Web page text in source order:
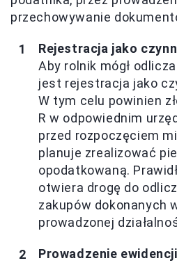
przechowywanie
Rejestracja jako
Aby rolnik mógł
jest rejestracja jako
W tym celu powinien
R w odpowiednim
przed rozpoczęciem
planuje zrealizować
opodatkowaną.
otwiera drogę do
zakupów dokonanych
prowadzonej
Prowadzenie